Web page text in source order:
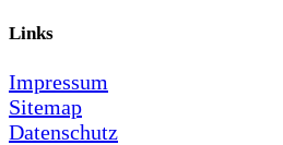
Links
Impressum
Sitemap
Datenschutz